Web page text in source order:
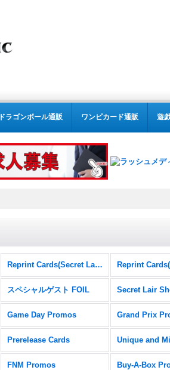
ドラゴンボール通販 ワンピカード通販 遊
Reprint Cards(Secret Lair Commander)
スペシャルゲスト FOIL Secret Lair
Game Day Promos Grand Prix
Prerelease Cards
FNM Promos Buy-A-Box